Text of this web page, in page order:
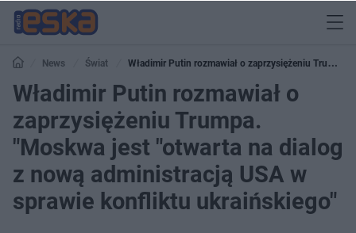
News Świat
Władimir Putin rozmawiał o zaprzysiężeniu Trumpa.
"Moskwa jest "otwarta na dialog z nową administracją USA w sprawie konfliktu
ukraińskiego"
Władimir Putin rozmawiał o
zaprzysiężeniu Trumpa.
"Moskwa jest "otwarta na dialog
z nową administracją USA w
sprawie konfliktu ukraińskiego"